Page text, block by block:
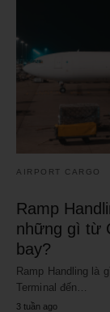
AIRPORT CARGO
Ramp
những gì từ
bay?
Ramp Handling là
Terminal đến…
3 tuần ago